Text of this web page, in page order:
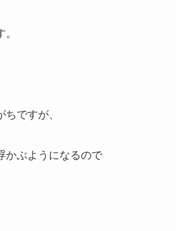
ですが、
かぶようになるので